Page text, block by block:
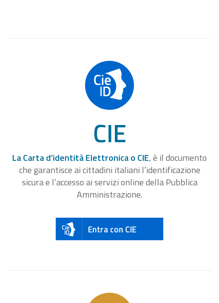
CIE
La Carta d’identità Elettronica o CIE, è il documento
che garantisce ai cittadini italiani l’identificazione
sicura e l’accesso ai servizi online della Pubblica
Amministrazione.
Entra con CIE